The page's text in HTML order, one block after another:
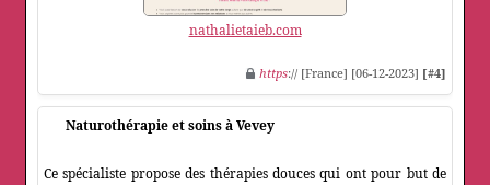
nathalietaieb.com
https:// [France] [06-12-2023] [#4]
Naturothérapie et soins à Vevey
Ce spécialiste propose des thérapies douces qui ont pour but de